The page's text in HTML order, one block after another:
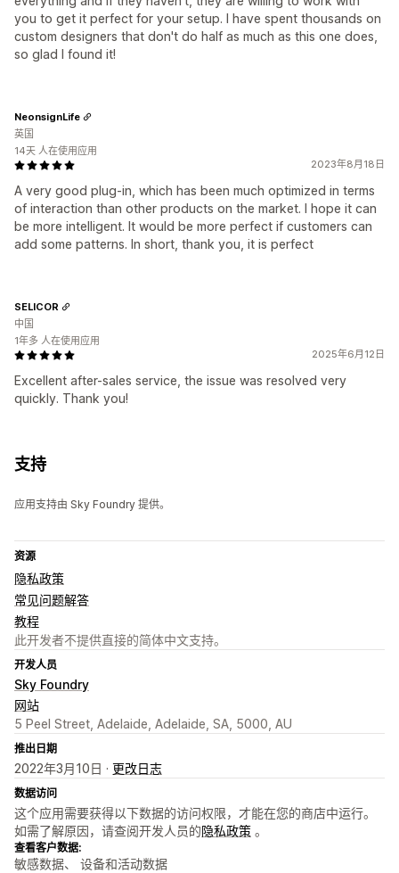
you to get it perfect for your setup. I have spent thousands on
custom designers that don't do half as much as this one does,
so glad I found it!
2023年8月18日
A very good plug-in, which has been much optimized in terms
of interaction than other products on the market. I hope it can
be more intelligent. It would be more perfect if customers can
add some patterns. In short, thank you, it is perfect
NeonsignLife
英国
14天 人在使用应用
2025年6月12日
Excellent after-sales service, the issue was resolved very
quickly. Thank you!
SELICOR
中国
1年多 人在使用应用
支持
应用支持由 Sky Foundry 提供。
资源
隐私政策
常见问题解答
教程
此开发者不提供直接的简体中文支持。
开发人员
Sky Foundry
网站
5 Peel Street, Adelaide, Adelaide, SA, 5000, AU
推出日期
2022年3月10日 · 更改日志
数据访问
这个应用需要获得以下数据的访问权限，才能在您的商店中运行。
如需了解原因，请查阅开发人员的隐私政策 。
查看客户数据:
敏感数据、 设备和活动数据